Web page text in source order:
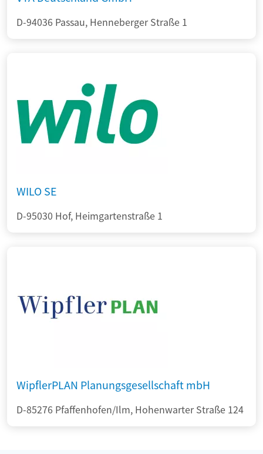
D-94036 Passau, Henneberger Straße 1
WILO SE
D-95030 Hof, Heimgartenstraße 1
WipflerPLAN Planungsgesellschaft mbH
D-85276 Pfaffenhofen/Ilm, Hohenwarter Straße 124